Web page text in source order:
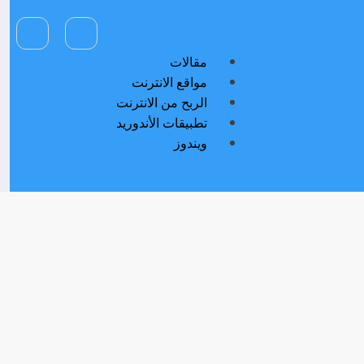
مقالات
مواقع الانترنت
الربح من الانترنت
تطبيقات الأندوريد
ويندوز